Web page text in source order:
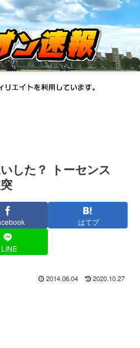
した？ トーセンス
はてブ
LINE
2014.06.04 2020.10.27